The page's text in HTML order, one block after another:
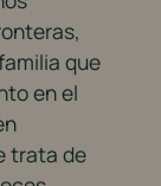
que
en el
trata de